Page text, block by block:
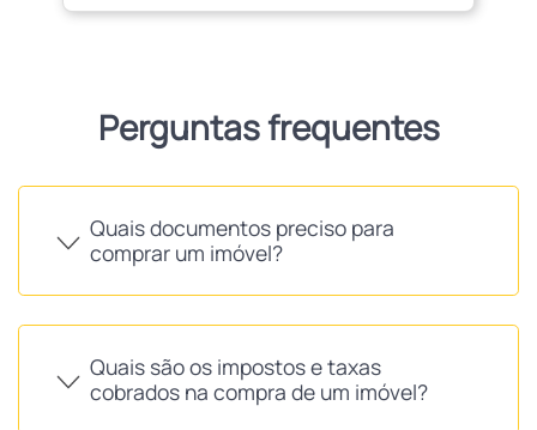
Perguntas frequentes
Quais documentos preciso para
comprar um imóvel?
Quais são os impostos e taxas
cobrados na compra de um imóvel?